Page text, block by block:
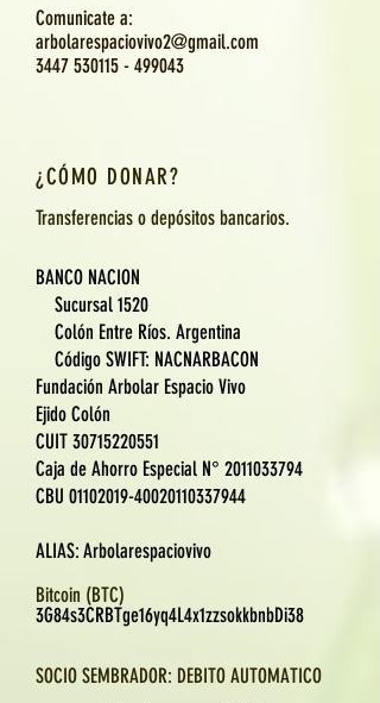
Comunicate a:
arbolarespaciovivo2@gmail.com
3447 530115 - 499043
¿CÓMO DONAR?
Transferencias o depósitos bancarios.
BANCO NACION
Sucursal 1520
Colón Entre Ríos. Argentina
Código SWIFT: NACNARBACON
Fundación Arbolar Espacio Vivo
Ejido Colón
​CUIT 30715220551
Caja de Ahorro Especial N° 2011033794
CBU 01102019-40020110337944
ALIAS: Arbolarespaciovivo
Bitcoin (BTC)
3G84s3CRBTge16yq4L4x1zzsokkbnbDi38
SOCIO SEMBRADOR: DEBITO AUTOMATICO